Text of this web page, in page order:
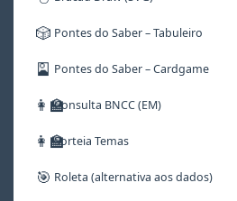
🎲 Pontes do Saber – Tabuleiro
🎴 Pontes do Saber – Cardgame
👩‍🏫Consulta BNCC (EM)
👩‍🏫Sorteia Temas
🎯 Roleta (alternativa aos dados)